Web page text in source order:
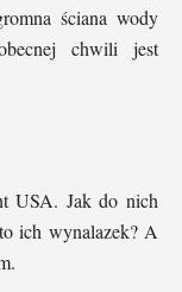
ściana wody
chwili jest
USA. Jak do nich
ich wynalazek? A